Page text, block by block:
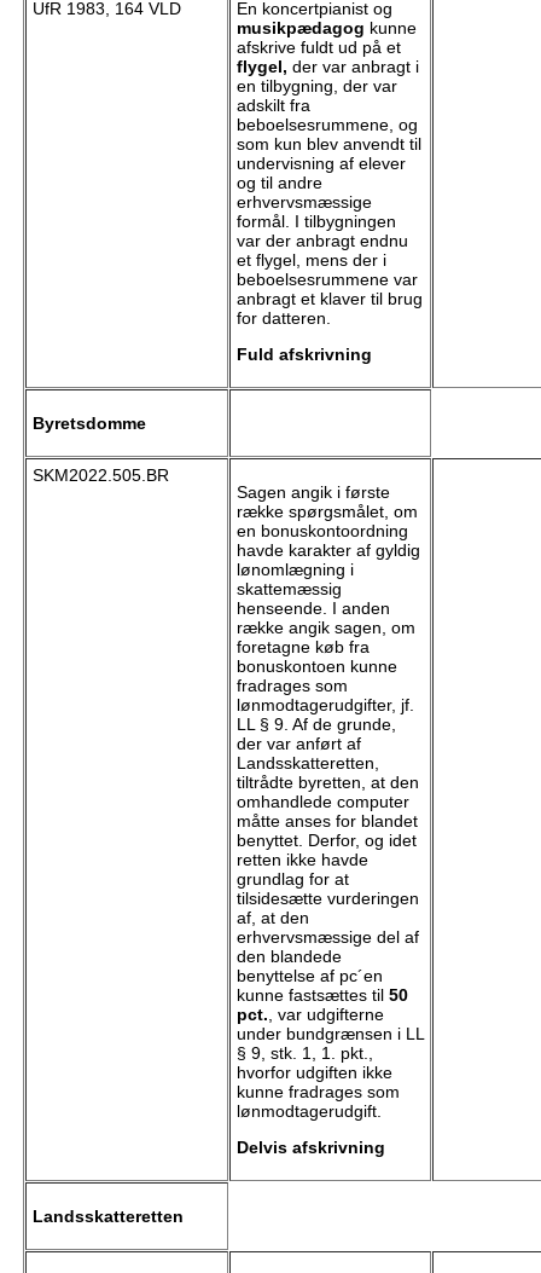
UfR 1983, 164 VLD
En koncertpianist og
musikpædagog kunne
afskrive fuldt ud på et
flygel, der var anbragt i
en tilbygning, der var
adskilt fra
beboelsesrummene, og
som kun blev anvendt til
undervisning af elever
og til andre
erhvervsmæssige
formål. I tilbygningen
var der anbragt endnu
et flygel, mens der i
beboelsesrummene var
anbragt et klaver til brug
for datteren.
Fuld afskrivning
Byretsdomme
SKM2022.505.BR
Sagen angik i første
række spørgsmålet, om
en bonuskontoordning
havde karakter af gyldig
lønomlægning i
skattemæssig
henseende. I anden
række angik sagen, om
foretagne køb fra
bonuskontoen kunne
fradrages som
lønmodtagerudgifter, jf.
LL § 9. Af de grunde,
der var anført af
Landsskatteretten,
tiltrådte byretten, at den
omhandlede computer
måtte anses for blandet
benyttet. Derfor, og idet
retten ikke havde
grundlag for at
tilsidesætte vurderingen
af, at den
erhvervsmæssige del af
den blandede
benyttelse af pc´en
kunne fastsættes til 50
pct. , var udgifterne
under bundgrænsen i LL
§ 9, stk. 1, 1. pkt.,
hvorfor udgiften ikke
kunne fradrages som
lønmodtagerudgift.
Delvis afskrivning
Landsskatteretten